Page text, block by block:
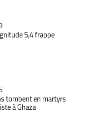
5,4 frappe
tombent en martyrs
à Ghaza